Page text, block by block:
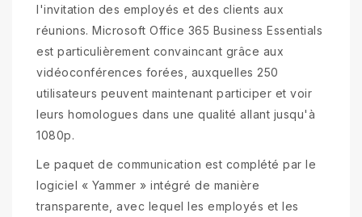
l'invitation des employés et des clients aux
réunions. Microsoft Office 365 Business Essentials
est particulièrement convaincant grâce aux
vidéoconférences forées, auxquelles 250
utilisateurs peuvent maintenant participer et voir
leurs homologues dans une qualité allant jusqu'à
1080p.
Le paquet de communication est complété par le
logiciel « Yammer » intégré de manière
transparente, avec lequel les employés et les